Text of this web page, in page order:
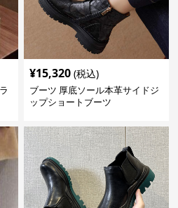
¥15,320 (税込)
ブーツ 厚底ソール本革サイドジ
ップショートブーツ